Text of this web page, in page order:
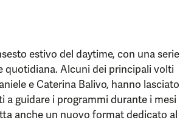
estivo del daytime, con una serie
quotidiana. Alcuni dei principali volti
e Caterina Balivo, hanno lasciato
a guidare i programmi durante i mesi
anche un nuovo format dedicato al